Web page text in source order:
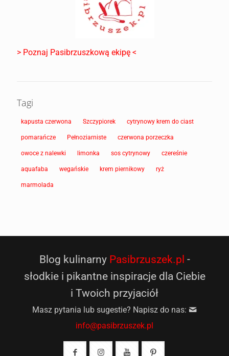
> Poznaj Pasibrzuszkową ekipę <
Tagi
kapusta czerwona Szczypiorek cytrynowy krem do ciast
pomarańcze Pełnoziarniste czerwona porzeczka
owoce z nalewki limonka sos cytrynowy czereśnie
aquafaba wegańskie krem piernikowy ryż
marmolada
Blog kulinarny Pasibrzuszek.pl -
słodkie i pikantne inspiracje dla Ciebie
i Twoich przyjaciół
Masz pytania lub sugestie? Napisz do nas:
info@pasibrzuszek.pl